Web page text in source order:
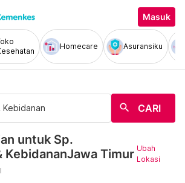
Masuk
Homecare Asuransiku
search CARI
untuk Sp.
KebidananJawa Timur Ubah
Lokasi